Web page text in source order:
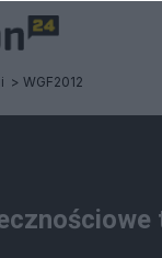
WGF2012